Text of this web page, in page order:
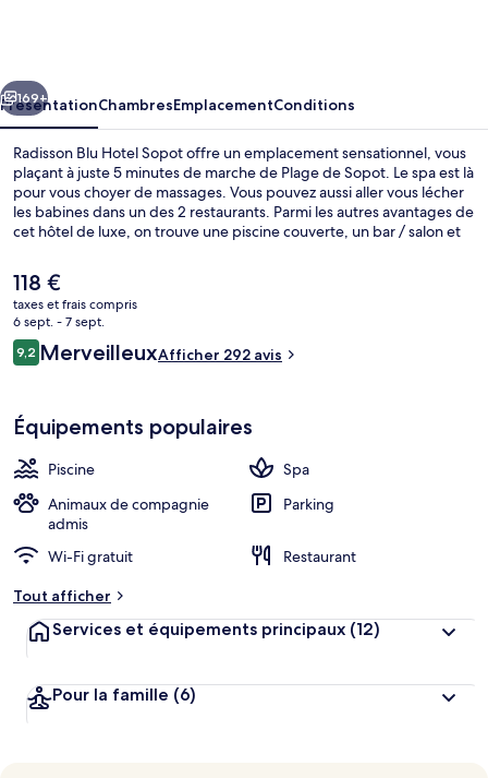
Suivant
169+
PrésentationChambresEmplacementConditions
Radisson Blu Hotel Sopot offre un emplacement sensationnel, vous
plaçant à juste 5 minutes de marche de Plage de Sopot. Le spa est là
pour vous choyer de massages. Vous pouvez aussi aller vous lécher
les babines dans un des 2 restaurants. Parmi les autres avantages de
cet hôtel de luxe, on trouve une piscine couverte, un bar / salon et
vacances sans soucis.
Le
prix
actuel
est
de
118 €
taxes et frais compris
6 sept. - 7 sept.
Avis
voyageurs
9,29,2 sur 10
MerveilleuxAfficher 292 avis
Équipements populaires
Piscine
Spa
Animaux de compagnie
admis
Parking
Wi-Fi gratuit
Restaurant
Tout afficher
Services et équipements principaux (12)
Pour la famille (6)